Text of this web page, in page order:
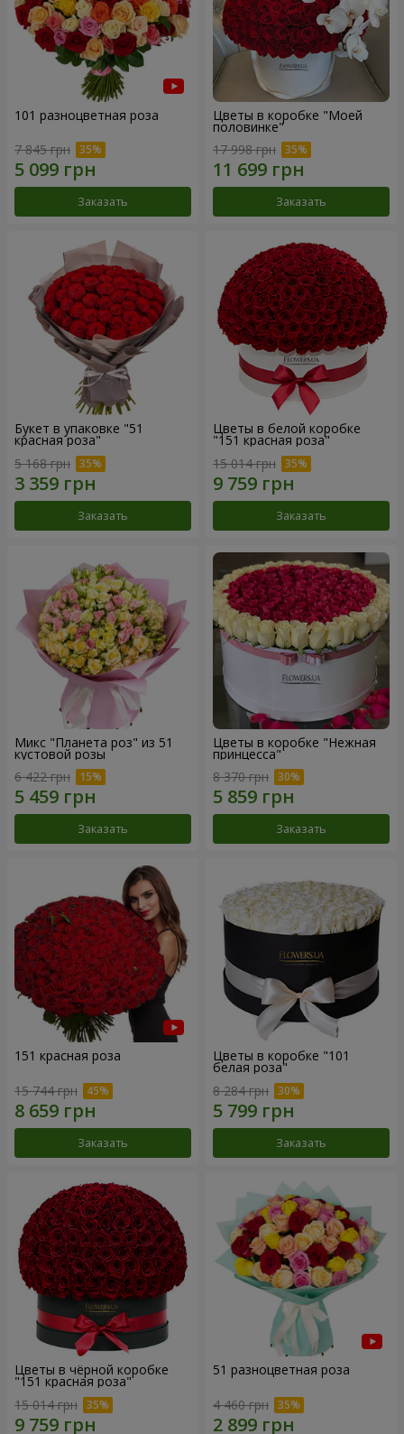
101 разноцветная роза
7 845 грн
Заказать
Цветы в коробке "Моей
половинке"
17 998 грн
Заказать
Букет в упаковке "51
красная роза"
5 168 грн
Заказать
Цветы в белой коробке
"151 красная роза"
15 014 грн
Заказать
Микс "Планета роз" из 51
кустовой розы
6 422 грн
Заказать
Цветы в коробке "Нежная
принцесса"
8 370 грн
Заказать
151 красная роза
15 744 грн
Заказать
Цветы в коробке "101
белая роза"
8 284 грн
Заказать
Цветы в чёрной коробке
"151 красная роза"
15 014 грн
51 разноцветная роза
4 460 грн